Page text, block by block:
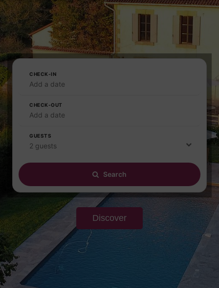
CHECK-IN
Add a date
CHECK-OUT
Add a date
GUESTS
2 guests
Search
Discover